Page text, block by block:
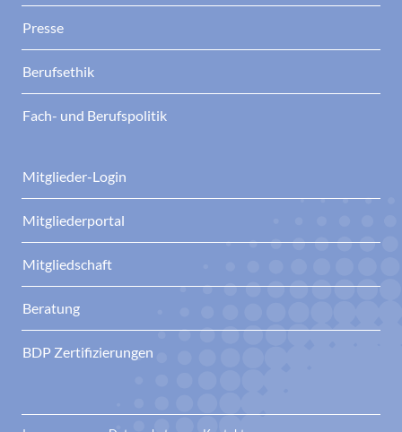
Presse
Berufsethik
Fach- und Berufspolitik
Mitglieder-Login
Mitgliederportal
Mitgliedschaft
Beratung
BDP Zertifizierungen